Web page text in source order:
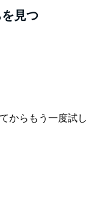
専門知識を持つ
スト、ギャラリ
ごとに協力し、最
点以上の作品
、地域や個人のス
ています。コレク
います。
見つ
からもう一度試し